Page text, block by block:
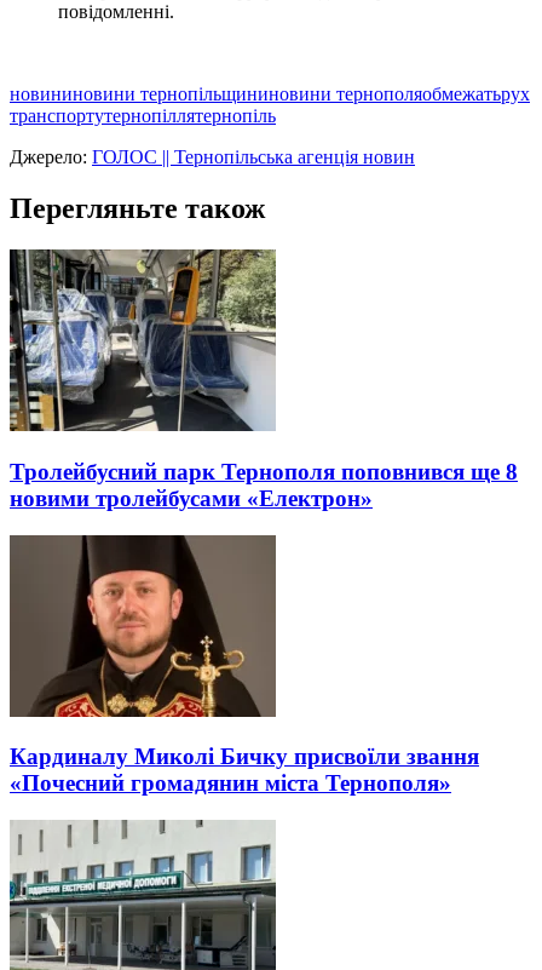
повідомленні.
новининовини тернопільщининовини тернополяобмежатьрух
транспортутернопіллятернопіль
Джерело: ГОЛОС || Тернопільська агенція новин
Перегляньте також
Тролейбусний парк Тернополя поповнився ще 8
новими тролейбусами «Електрон»
Кардиналу Миколі Бичку присвоїли звання
«Почесний громадянин міста Тернополя»